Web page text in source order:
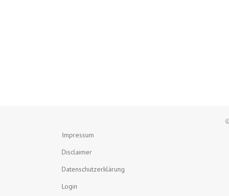
Impressum
Disclaimer
Datenschutzerklärung
Login